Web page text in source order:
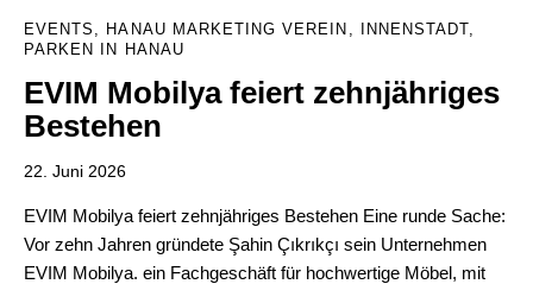
EVENTS HANAU MARKETING VEREIN INNENSTADT
PARKEN IN HANAU
EVIM Mobilya feiert zehnjähriges
Bestehen
22. Juni 2026
EVIM Mobilya feiert zehnjähriges Bestehen Eine runde Sache:
Vor zehn Jahren gründete Şahin Çıkrıkçı sein Unternehmen
EVIM Mobilya. ein Fachgeschäft für hochwertige Möbel, mit